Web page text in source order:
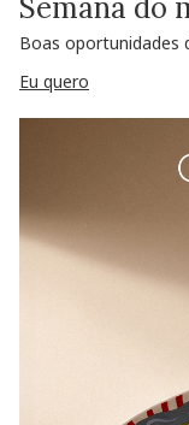
Semana do
Boas oportunidades
Eu quero